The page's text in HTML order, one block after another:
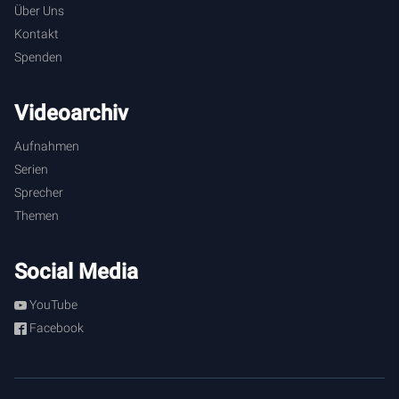
Über Uns
Kontakt
Spenden
Videoarchiv
Aufnahmen
Serien
Sprecher
Themen
Social Media
YouTube
Facebook